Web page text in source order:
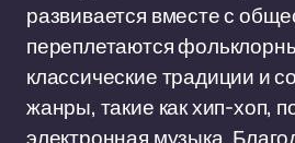
развивается вместе с
переплетаются
классические традиции и
жанры, такие как хип-хоп,